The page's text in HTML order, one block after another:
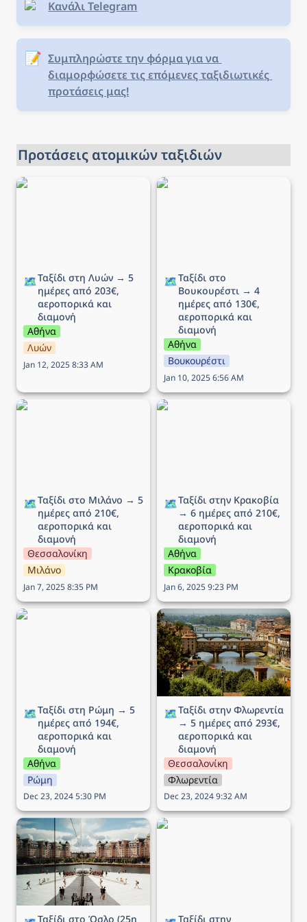
Κανάλι Telegram
📝 Συμπληρώστε την φόρμα για να
διαμορφώσετε τις επόμενες ταξιδιωτικές
προτάσεις μας!
Προτάσεις ατομικών ταξιδιών
Ταξίδι στη Λυών → 5
🗺️Ταξίδι στη Λυών → 5
ημέρες από 203€,
αεροπορικά και
διαμονή
Αθήνα
Λυών
Jan 12, 2025 8:33 AM
Ταξίδι στο Βουκουρέστι
🗺️Ταξίδι στο
Βουκουρέστι → 4
ημέρες από 130€,
αεροπορικά και
διαμονή
Αθήνα
Βουκουρέστι
Jan 10, 2025 6:56 AM
Ταξίδι στο Μιλάνο → 5
🗺️Ταξίδι στο Μιλάνο → 5
ημέρες από 210€,
αεροπορικά και
διαμονή
Θεσσαλονίκη
Μιλάνο
Jan 7, 2025 8:35 PM
Ταξίδι στην Κρακοβία →
🗺️Ταξίδι στην Κρακοβία
→ 6 ημέρες από 210€,
αεροπορικά και
διαμονή
Αθήνα
Κρακοβία
Jan 6, 2025 9:23 PM
Ταξίδι στη Ρώμη → 5
🗺️Ταξίδι στη Ρώμη → 5
ημέρες από 194€,
αεροπορικά και
διαμονή
Αθήνα
Ρώμη
Dec 23, 2024 5:30 PM
Ταξίδι στην Φλωρεντία →
5 ημέρες από 293€,
αεροπορικά και διαμονή
🗺️Ταξίδι στην Φλωρεντία
→ 5 ημέρες από 293€,
αεροπορικά και
διαμονή
Θεσσαλονίκη
Φλωρεντία
Dec 23, 2024 9:32 AM
Ταξίδι στο Όσλο (25η
Μαρτίου) → 5 ημέρες
από 292€, αεροπορικά
και διαμονή
Ταξίδι στο Όσλο (25η
Ταξίδι στην Μπρατισλάβα
Ταξίδι στην